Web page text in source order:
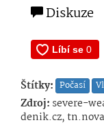
Diskuze
Štítky: Počasí
Zdroj: severe-
denik.cz,